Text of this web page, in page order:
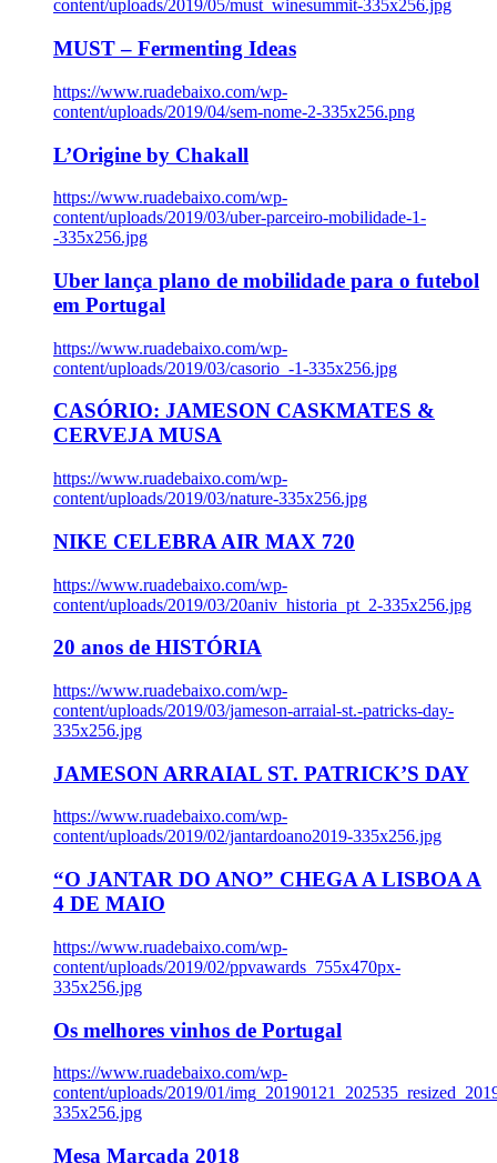
content/uploads/2019/05/must_winesummit-335x256.jpg
MUST – Fermenting Ideas
https://www.ruadebaixo.com/wp-
content/uploads/2019/04/sem-nome-2-335x256.png
L’Origine by Chakall
https://www.ruadebaixo.com/wp-
content/uploads/2019/03/uber-parceiro-mobilidade-1-
-335x256.jpg
Uber lança plano de mobilidade para o futebol
em Portugal
https://www.ruadebaixo.com/wp-
content/uploads/2019/03/casorio_-1-335x256.jpg
CASÓRIO: JAMESON CASKMATES &
CERVEJA MUSA
https://www.ruadebaixo.com/wp-
content/uploads/2019/03/nature-335x256.jpg
NIKE CELEBRA AIR MAX 720
https://www.ruadebaixo.com/wp-
content/uploads/2019/03/20aniv_historia_pt_2-335x256.jpg
20 anos de HISTÓRIA
https://www.ruadebaixo.com/wp-
content/uploads/2019/03/jameson-arraial-st.-patricks-day-
335x256.jpg
JAMESON ARRAIAL ST. PATRICK’S DAY
https://www.ruadebaixo.com/wp-
content/uploads/2019/02/jantardoano2019-335x256.jpg
“O JANTAR DO ANO” CHEGA A LISBOA A
4 DE MAIO
https://www.ruadebaixo.com/wp-
content/uploads/2019/02/ppvawards_755x470px-
335x256.jpg
Os melhores vinhos de Portugal
https://www.ruadebaixo.com/wp-
content/uploads/2019/01/
335x256.jpg
Mesa Marcada 2018